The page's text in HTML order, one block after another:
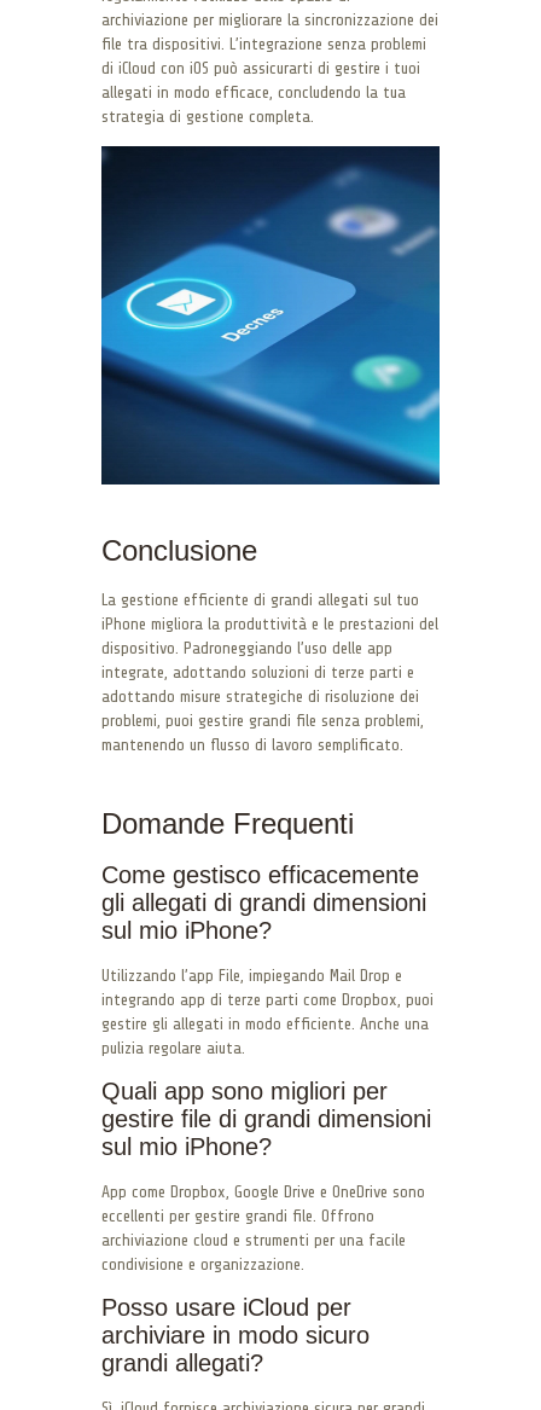
archiviazione per migliorare la sincronizzazione dei
file tra dispositivi. L’integrazione senza problemi
di iCloud con iOS può assicurarti di gestire i tuoi
allegati in modo efficace, concludendo la tua
strategia di gestione completa.
Conclusione
La gestione efficiente di grandi allegati sul tuo
iPhone migliora la produttività e le prestazioni del
dispositivo. Padroneggiando l’uso delle app
integrate, adottando soluzioni di terze parti e
adottando misure strategiche di risoluzione dei
problemi, puoi gestire grandi file senza problemi,
mantenendo un flusso di lavoro semplificato.
Domande Frequenti
Come gestisco efficacemente
gli allegati di grandi dimensioni
sul mio iPhone?
Utilizzando l’app File, impiegando Mail Drop e
integrando app di terze parti come Dropbox, puoi
gestire gli allegati in modo efficiente. Anche una
pulizia regolare aiuta.
Quali app sono migliori per
gestire file di grandi dimensioni
sul mio iPhone?
App come Dropbox, Google Drive e OneDrive sono
eccellenti per gestire grandi file. Offrono
archiviazione cloud e strumenti per una facile
condivisione e organizzazione.
Posso usare iCloud per
archiviare in modo sicuro
grandi allegati?